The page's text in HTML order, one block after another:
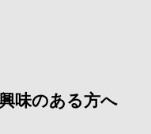
味のある方へ